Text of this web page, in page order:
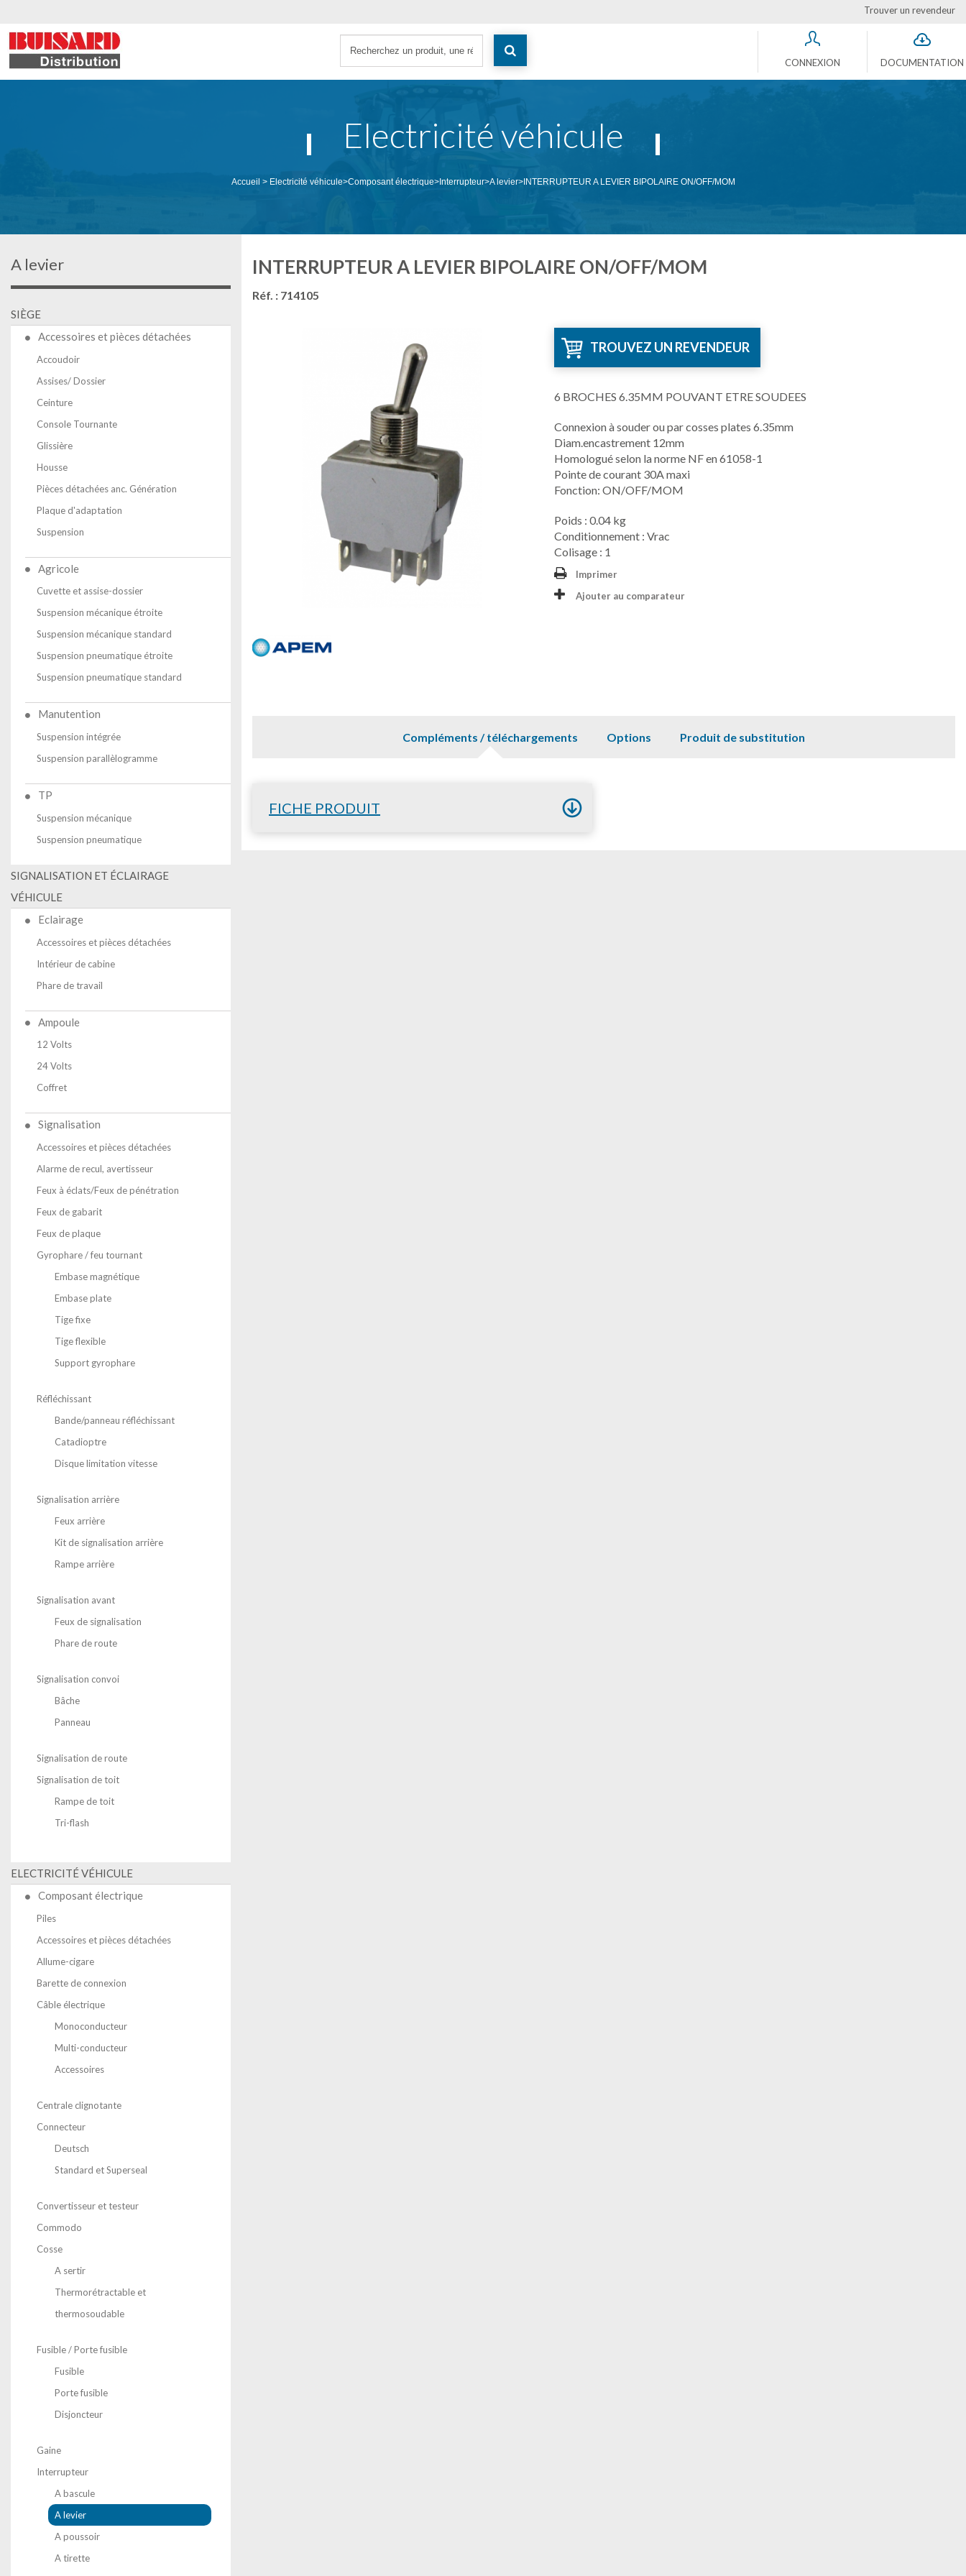
Trouver un revendeur
CONNEXION DOCUMENTATION
Electricité véhicule
Accueil > Electricité véhicule>Composant électrique>Interrupteur>A levier>INTERRUPTEUR A LEVIER BIPOLAIRE ON/OFF/MOM
A levier
SIÈGE
Accessoires et pièces détachées
Accoudoir
Assises/ Dossier
Ceinture
Console Tournante
Glissière
Housse
Pièces détachées anc. Génération
Plaque d'adaptation
Suspension
Agricole
Cuvette et assise-dossier
Suspension mécanique étroite
Suspension mécanique standard
Suspension pneumatique étroite
Suspension pneumatique standard
Manutention
Suspension intégrée
Suspension parallèlogramme
TP
Suspension mécanique
Suspension pneumatique
SIGNALISATION ET ÉCLAIRAGE
VÉHICULE
Eclairage
Accessoires et pièces détachées
Intérieur de cabine
Phare de travail
Ampoule
12 Volts
24 Volts
Coffret
Signalisation
Accessoires et pièces détachées
Alarme de recul, avertisseur
Feux à éclats/Feux de pénétration
Feux de gabarit
Feux de plaque
Gyrophare / feu tournant
Embase magnétique
Embase plate
Tige fixe
Tige flexible
Support gyrophare
Réfléchissant
Bande/panneau réfléchissant
Catadioptre
Disque limitation vitesse
Signalisation arrière
Feux arrière
Kit de signalisation arrière
Rampe arrière
Signalisation avant
Feux de signalisation
Phare de route
Signalisation convoi
Bâche
Panneau
Signalisation de route
Signalisation de toit
Rampe de toit
Tri-flash
ELECTRICITÉ VÉHICULE
Composant électrique
Piles
Accessoires et pièces détachées
Allume-cigare
Barette de connexion
Câble électrique
Monoconducteur
Multi-conducteur
Accessoires
Centrale clignotante
Connecteur
Deutsch
Standard et Superseal
Convertisseur et testeur
Commodo
Cosse
A sertir
Thermorétractable et
thermosoudable
Fusible / Porte fusible
Fusible
Porte fusible
Disjoncteur
Gaine
Interrupteur
A bascule
A levier
A poussoir
A tirette
INTERRUPTEUR A LEVIER BIPOLAIRE ON/OFF/MOM
Réf. : 714105
TROUVEZ UN REVENDEUR
6 BROCHES 6.35MM POUVANT ETRE SOUDEES
Connexion à souder ou par cosses plates 6.35mm
Diam.encastrement 12mm
Homologué selon la norme NF en 61058-1
Pointe de courant 30A maxi
Fonction: ON/OFF/MOM
Poids : 0.04 kg
Conditionnement : Vrac
Colisage : 1
Imprimer
Ajouter au comparateur
Compléments / téléchargements Options Produit de substitution
FICHE PRODUIT